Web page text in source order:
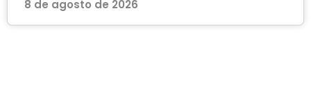
8 de agosto de 2026